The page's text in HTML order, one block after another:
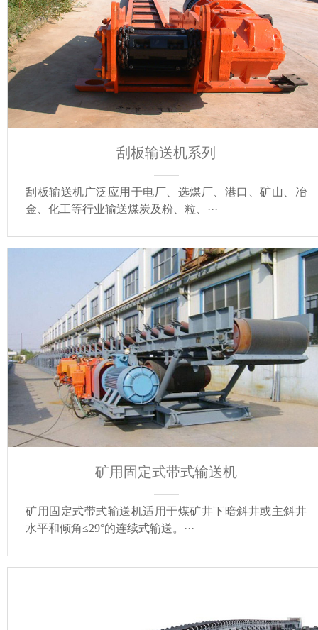
刮板输送机系列
刮板输送机广泛应用于电厂、选煤厂、港口、矿山、冶
金、化工等行业输送煤炭及粉、粒、···
矿用固定式带式输送机
矿用固定式带式输送机适用于煤矿井下暗斜井或主斜井
水平和倾角≤29°的连续式输送。···